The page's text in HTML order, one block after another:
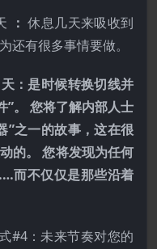
：休息几天来吸收到
还有很多事情要做。
：是时候转换切线并
”。 您将了解内部人士
”之一的故事，这在很
的。 您将发现为任何
而不仅仅是那些沿着
#4：未来节奏对您的